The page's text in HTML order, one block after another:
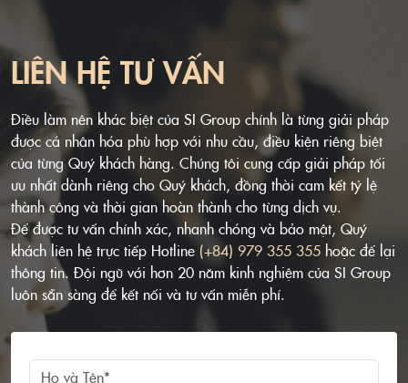
LIÊN HỆ TƯ VẤN
Điều làm nên khác biệt của SI Group chính là từng giải pháp
được cá nhân hóa phù hợp với nhu cầu, điều kiện riêng biệt
của từng Quý khách hàng. Chúng tôi cung cấp giải pháp tối
ưu nhất dành riêng cho Quý khách, đồng thời cam kết tỷ lệ
thành công và thời gian hoàn thành cho từng dịch vụ.
Để được tư vấn chính xác, nhanh chóng và bảo mật, Quý
khách liên hệ trực tiếp Hotline (+84) 979 355 355 hoặc để lại
thông tin. Đội ngũ với hơn 20 năm kinh nghiệm của SI Group
luôn sẵn sàng để kết nối và tư vấn miễn phí.